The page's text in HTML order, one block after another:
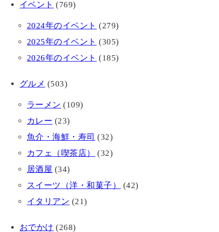
イベント (769)
2024年のイベント (279)
2025年のイベント (305)
2026年のイベント (185)
グルメ (503)
ラーメン (109)
カレー (23)
魚介・海鮮・寿司 (32)
カフェ（喫茶店）
(32)
居酒屋 (34)
スイーツ（洋・和菓子）
(42)
イタリアン (21)
おでかけ (268)